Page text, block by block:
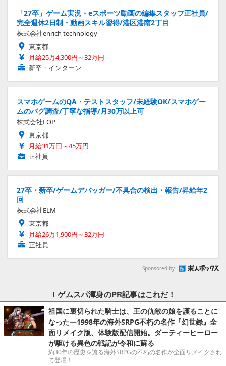
「27卒」ゲーム実況・eスポーツ動画の編集スタッフ正社員/
完全週休2日制・動画スキル習得/港区港南2丁目
株式会社enrich technology
東京都
月給25万4,300円～32万円
新卒・インターン
スマホゲームのQA・テストスタッフ/未経験OK/スマホゲー
ムのバグ調査/丁寧な指導/月30万以上可
株式会社LOP
東京都
月給31万円～45万円
正社員
27卒・新卒/ゲームデバッガー/不具合の検出・報告/昇給年2
回
株式会社ELM
東京都
月給26万1,900円～32万円
正社員
Sponsored by
！ゲムスパ渾身のPR記事はこれだ！
祖国に裏切られた騎士は、王の仇敵の娘を護ることに
なった―1998年の海外SRPG不朽の名作『幻世録』全
面リメイク版、体験版配信開始。ダーティーヒーロー
が駆ける異色の戦記が令和に蘇る
約30年の歴史を誇る海外SRPGの不朽の名作が全面リメイクされ
て登場！